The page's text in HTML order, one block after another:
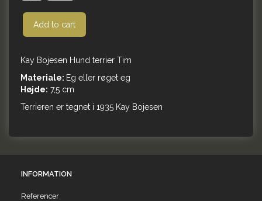
Add to cart
Kay Bojesen Hund terrier Tim
Materiale: Eg eller røget eg
Højde: 7,5 cm
Terrieren er tegnet i 1935 Kay Bojesen
INFORMATION
Referencer